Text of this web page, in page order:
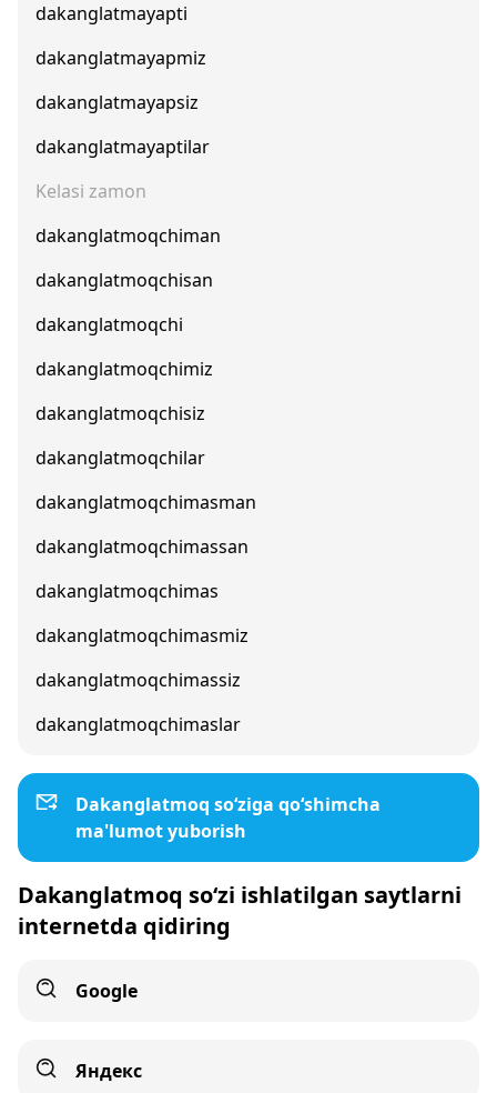
dakanglatmayapti
dakanglatmayapmiz
dakanglatmayapsiz
dakanglatmayaptilar
Kelasi zamon
dakanglatmoqchiman
dakanglatmoqchisan
dakanglatmoqchi
dakanglatmoqchimiz
dakanglatmoqchisiz
dakanglatmoqchilar
dakanglatmoqchimasman
dakanglatmoqchimassan
dakanglatmoqchimas
dakanglatmoqchimasmiz
dakanglatmoqchimassiz
dakanglatmoqchimaslar
Dakanglatmoq so‘ziga qo‘shimcha
ma'lumot yuborish
Dakanglatmoq so‘zi ishlatilgan saytlarni
internetda qidiring
Google
Яндекс